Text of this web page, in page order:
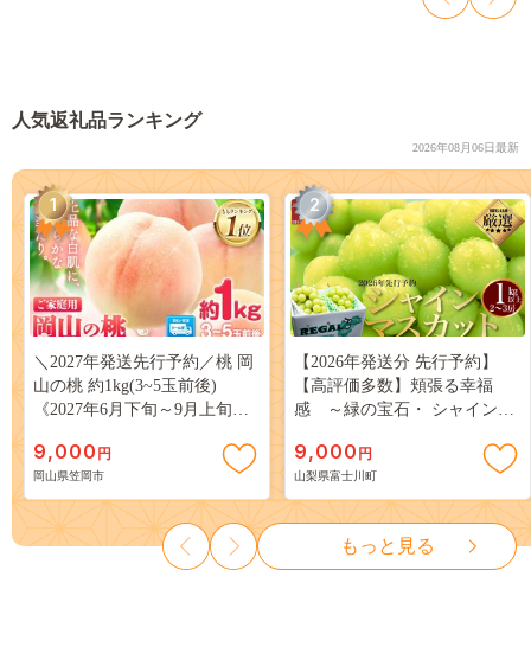
人気返礼品ランキング
2026年08月06日最新
1
＼2027年発送先行予約／桃 岡
山の桃 約1kg(3~5玉前後)
《2027年6月下旬～9月上旬頃
岡山 はくとう スイーツ フル
ーツ 果物 デザート 旬 モモ も
も 先行予約 送料無料 果物 岡
山県 笠岡市 清水白桃 白鳳 白
麗 クール便---
kasaoka_zsy_419_100---
9,000 円
岡山県笠岡市
2
【2026年発送分 先行予約】
【高評価多数】頬張る幸福
感 ～緑の宝石・ シャインマ
３房） フルーツ 山梨県産 果
物 くだもの シャイン マスカ
ット ぶどう ブドウ 葡萄 大粒
種なし 先行予約 富士川町
10000円 一万円 9000円 九千円
9,000 円
山梨県富士川町
もっと見る